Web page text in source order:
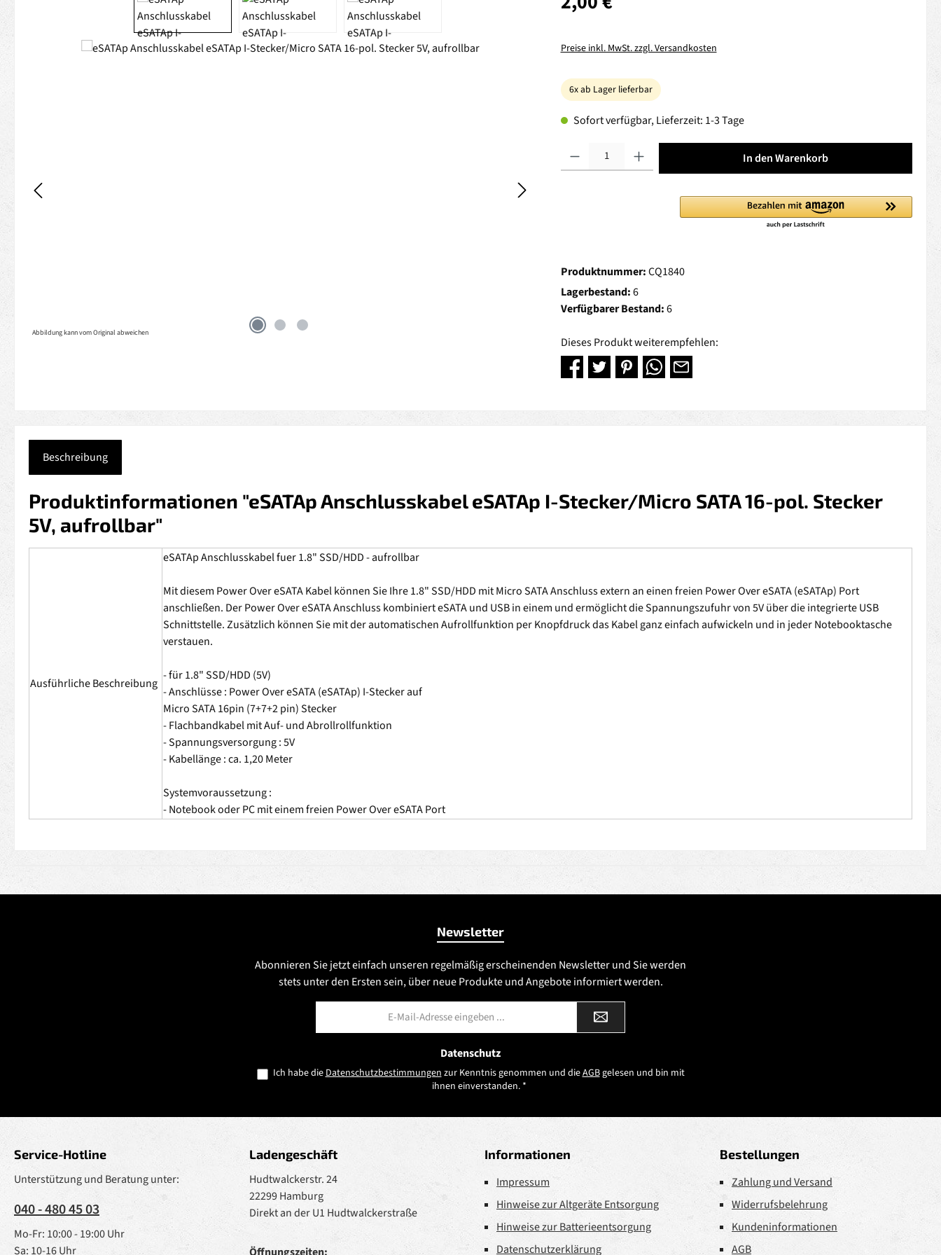
Abbildung kann vom Original abweichen
Preise inkl. MwSt. zzgl. Versandkosten
6x ab Lager lieferbar
Sofort verfügbar, Lieferzeit: 1-3 Tage
Produkt Anzahl: Gib den gewünschten Wert ein oder benutze die Schaltflächen um die
In den Warenkorb
Produktnummer:CQ1840
Lagerbestand:6
Verfügbarer Bestand:6
Dieses Produkt weiterempfehlen:
Beschreibung
Produktinformationen "eSATAp Anschlusskabel eSATAp I-Stecker/Micro SATA 16-pol. Stecker
5V, aufrollbar"
Ausführliche Beschreibung
eSATAp Anschlusskabel fuer 1.8" SSD/HDD - aufrollbar
Mit diesem Power Over eSATA Kabel können Sie Ihre 1.8" SSD/HDD mit Micro SATA Anschluss extern an einen freien Power Over eSATA (eSATAp) Port
anschließen. Der Power Over eSATA Anschluss kombiniert eSATA und USB in einem und ermöglicht die Spannungszufuhr von 5V über die integrierte USB
Schnittstelle. Zusätzlich können Sie mit der automatischen Aufrollfunktion per Knopfdruck das Kabel ganz einfach aufwickeln und in jeder Notebooktasche
verstauen.
- für 1.8" SSD/HDD (5V)
- Anschlüsse : Power Over eSATA (eSATAp) I-Stecker auf
Micro SATA 16pin (7+7+2 pin) Stecker
- Flachbandkabel mit Auf- und Abrollrollfunktion
- Spannungsversorgung : 5V
- Kabellänge : ca. 1,20 Meter
Systemvoraussetzung :
- Notebook oder PC mit einem freien Power Over eSATA Port
Newsletter
Abonnieren Sie jetzt einfach unseren regelmäßig erscheinenden Newsletter und Sie werden
stets unter den Ersten sein, über neue Produkte und Angebote informiert werden.
Datenschutz
Ich habe dieDatenschutzbestimmungenzur Kenntnis genommen und dieAGBgelesen und bin mit
ihnen einverstanden. *
Service-Hotline
Unterstützung und Beratung unter:
040 - 480 45 03
Mo-Fr: 10:00 - 19:00 Uhr
Sa: 10-16 Uhr
Ladengeschäft
Hudtwalckerstr. 24
22299 Hamburg
Direkt an der U1 Hudtwalckerstraße
Informationen
Impressum
Hinweise zur Altgeräte Entsorgung
Hinweise zur Batterieentsorgung
Datenschutzerklärung
Bestellungen
Zahlung und Versand
Widerrufsbelehrung
Kundeninformationen
AGB